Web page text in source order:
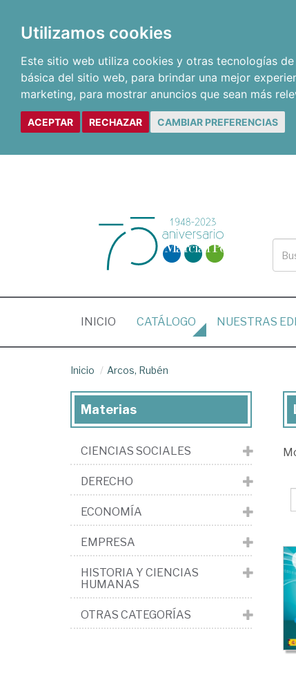
Utilizamos cookies
Este sitio web utiliza cookies y otras tecnologías
básica del sitio web, para brindar una mejor
marketing, para mostrar anuncios que sean más
ACEPTAR RECHAZAR CAMBIAR PREFERENCIAS
INICIO (CURRENT)
CATÁLOGO NUESTRAS
Inicio Arcos, Rubén
Materias
CIENCIAS SOCIALES
DERECHO
ECONOMÍA
EMPRESA
HISTORIA Y CIENCIAS
HUMANAS
OTRAS CATEGORÍAS